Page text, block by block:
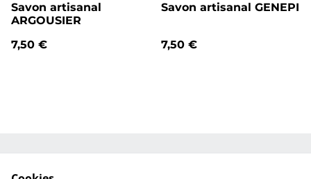
Savon artisanal
ARGOUSIER
7,50 €
Savon artisanal GENEPI
7,50 €
Mentions légales